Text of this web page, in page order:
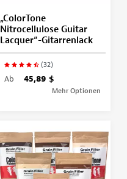
„ColorTone
Nitrocellulose Guitar
Lacquer“-Gitarrenlack
(32)
Ab 45,89 $
Mehr Optionen